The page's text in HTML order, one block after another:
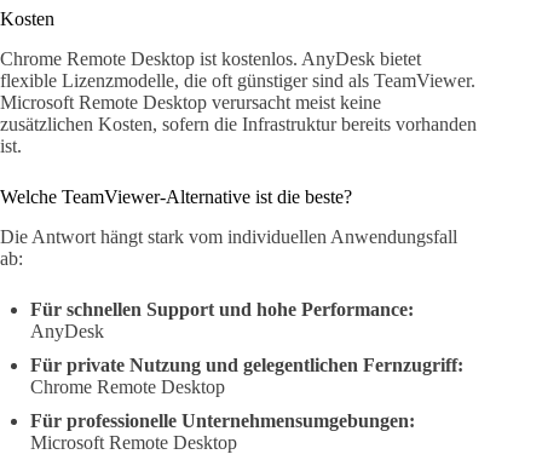
Kosten
Chrome Remote Desktop ist kostenlos. AnyDesk bietet
flexible Lizenzmodelle, die oft günstiger sind als TeamViewer.
Microsoft Remote Desktop verursacht meist keine
zusätzlichen Kosten, sofern die Infrastruktur bereits vorhanden
ist.
Welche TeamViewer-Alternative ist die beste?
Die Antwort hängt stark vom individuellen Anwendungsfall
ab:
Für schnellen Support und hohe Performance:
AnyDesk
Für private Nutzung und gelegentlichen Fernzugriff:
Chrome Remote Desktop
Für professionelle Unternehmensumgebungen:
Microsoft Remote Desktop